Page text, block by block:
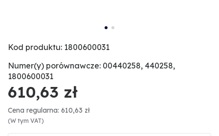
Kod produktu: 1800600031
Numer(y) porównawcze: 00440258, 440258,
1800600031
610,63 zł
Cena regularna: 610,63 zł
(W tym VAT)